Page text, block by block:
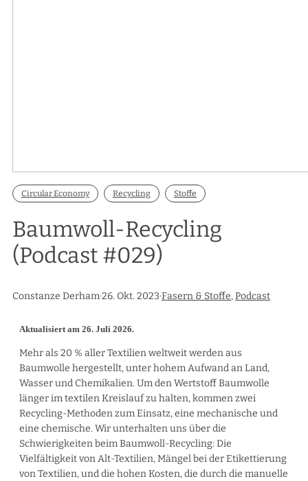
Circular Economy Recycling Stoffe
Baumwoll-Recycling
(Podcast #029)
Constanze Derham·26. Okt. 2023·Fasern & Stoffe, Podcast
Aktualisiert am 26. Juli 2026.
Mehr als 20 % aller Textilien weltweit werden aus
Baumwolle hergestellt, unter hohem Aufwand an Land,
Wasser und Chemikalien. Um den Wertstoff Baumwolle
länger im textilen Kreislauf zu halten, kommen zwei
Recycling-Methoden zum Einsatz, eine mechanische und
eine chemische. Wir unterhalten uns über die
Schwierigkeiten beim Baumwoll-Recycling: Die
Vielfältigkeit von Alt-Textilien, Mängel bei der Etikettierung
von Textilien, und die hohen Kosten, die durch die manuelle